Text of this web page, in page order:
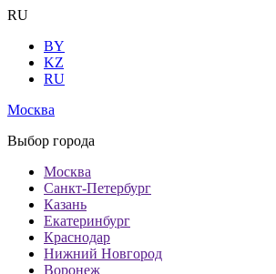
RU
BY
KZ
RU
Москва
Выбор города
Москва
Санкт-Петербург
Казань
Екатеринбург
Краснодар
Нижний Новгород
Воронеж